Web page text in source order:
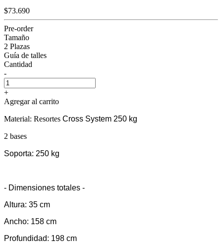
$73.690
Pre-order
Tamaño
2 Plazas
Guía de talles
Cantidad
-
+
Agregar al carrito
Material: Resortes Cross System 250 kg
2 bases
Soporta: 250 kg
- Dimensiones totales -
Altura: 35 cm
Ancho: 158 cm
Profundidad: 198 cm